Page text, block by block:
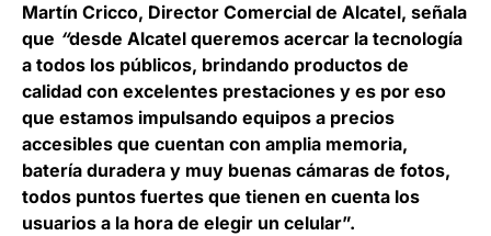
Martín Cricco, Director Comercial de Alcatel, señala
que “desde Alcatel queremos acercar la tecnología
a todos los públicos, brindando productos de
calidad con excelentes prestaciones y es por eso
que estamos impulsando equipos a precios
accesibles que cuentan con amplia memoria,
batería duradera y muy buenas cámaras de fotos,
todos puntos fuertes que tienen en cuenta los
usuarios a la hora de elegir un celular”.